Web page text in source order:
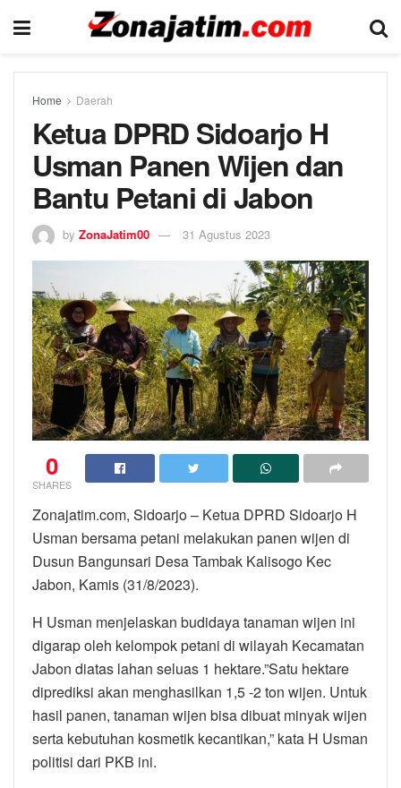
Home Daerah
Ketua DPRD Sidoarjo H
Usman Panen Wijen dan
Bantu Petani di Jabon
by ZonaJatim00 31 Agustus 2023
0
SHARES
Zonajatim.com, Sidoarjo – Ketua DPRD Sidoarjo H
Usman bersama petani melakukan panen wijen di
Dusun Bangunsari Desa Tambak Kalisogo Kec
Jabon, Kamis (31/8/2023).
H Usman menjelaskan budidaya tanaman wijen ini
digarap oleh kelompok petani di wilayah Kecamatan
Jabon diatas lahan seluas 1 hektare.”Satu hektare
diprediksi akan menghasilkan 1,5 -2 ton wijen. Untuk
hasil panen, tanaman wijen bisa dibuat minyak wijen
serta kebutuhan kosmetik kecantikan,” kata H Usman
politisi dari PKB ini.